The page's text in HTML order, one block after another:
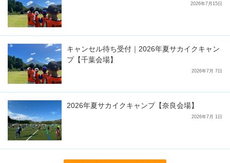
2026年7月15日
キャンセル待ち受付｜2026年夏サカイクキャン
プ【千葉会場】
2026年7月 7日
2026年夏サカイクキャンプ【奈良会場】
2026年7月 1日